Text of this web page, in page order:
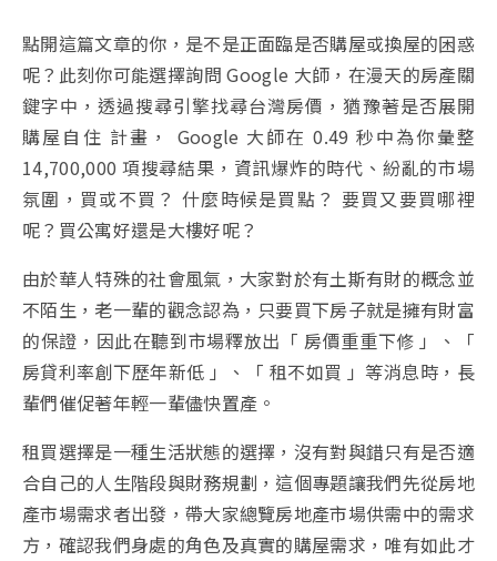
點開這篇文章的你，是不是正面臨是否購屋或換屋的困惑
呢？此刻你可能選擇詢問 Google 大師，在漫天的房產關
鍵字中，透過搜尋引擎找尋台灣房價，猶豫著是否展開
購屋自住 計畫， Google 大師在 0.49 秒中為你彙整
14,700,000 項搜尋結果，資訊爆炸的時代、紛亂的市場
氛圍，買或不買？ 什麼時候是買點？ 要買又要買哪裡
呢？買公寓好還是大樓好呢？
由於華人特殊的社會風氣，大家對於有土斯有財的概念並
不陌生，老一輩的觀念認為，只要買下房子就是擁有財富
的保證，因此在聽到市場釋放出「 房價重重下修 」、「
房貸利率創下歷年新低 」、「 租不如買 」等消息時，長
輩們催促著年輕一輩儘快置產。
租買選擇是一種生活狀態的選擇，沒有對與錯只有是否適
合自己的人生階段與財務規劃，這個專題讓我們先從房地
產市場需求者出發，帶大家總覽房地產市場供需中的需求
方，確認我們身處的角色及真實的購屋需求，唯有如此才